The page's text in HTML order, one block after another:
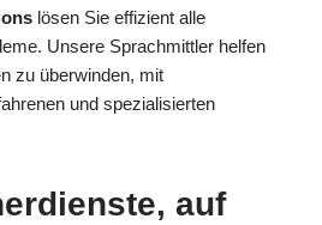
lösen Sie effizient alle
Unsere Sprachmittler helfen
zu überwinden, mit
und spezialisierten
auf